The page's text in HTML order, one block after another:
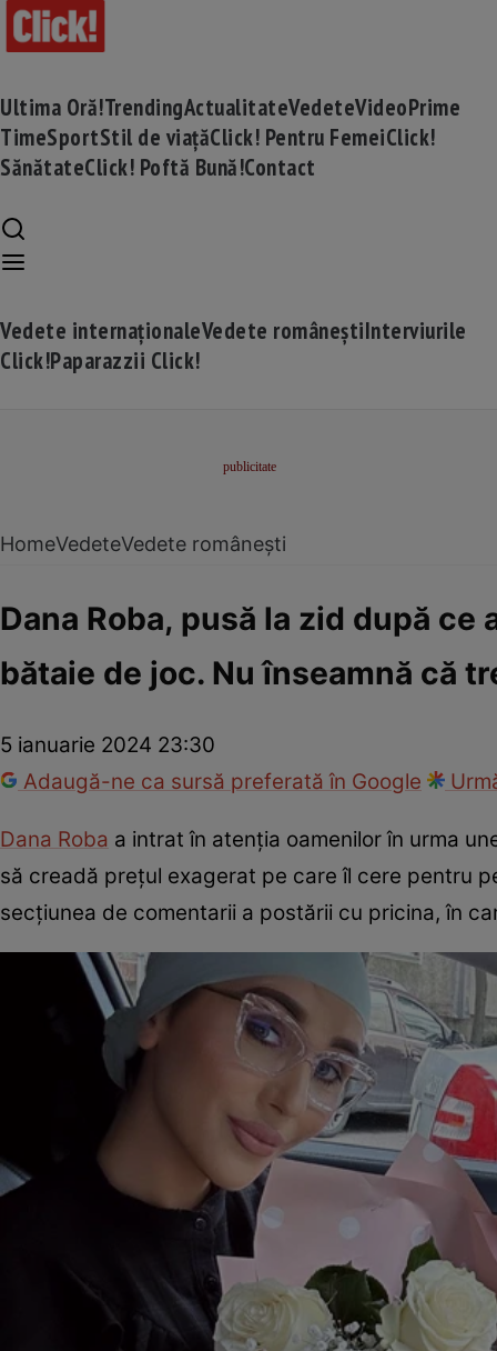
Ultima Oră!TrendingActualitateVedeteVideoPrime
TimeSportStil de viațăClick! Pentru FemeiClick!
SănătateClick! Poftă Bună!Contact
Vedete internaționaleVedete româneștiInterviurile
Click!Paparazzii Click!
HomeVedeteVedete românești
Dana Roba, pusă la zid după
bătaie de joc. Nu înseamnă că
5 ianuarie 2024 23:30
Adaugă-ne ca sursă preferată în Google
Dana Roba a intrat în atenția oamenilor în urma
să creadă prețul exagerat pe care îl cere pentru
secțiunea de comentarii a postării cu pricina, în